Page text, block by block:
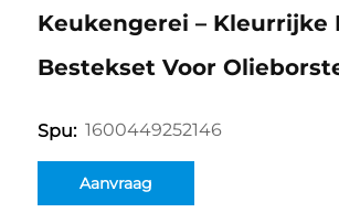
Keukengerei – Kleurrijke
Bestekset Voor
Spu: 1600449252146
Aanvraag